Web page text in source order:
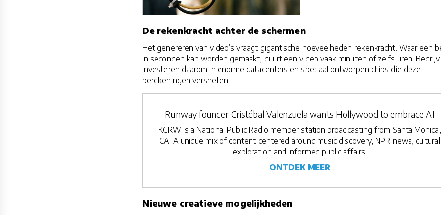
De rekenkracht achter de schermen
Het genereren van video’s vraagt gigantische hoeveelheden rekenkracht. Waar een
in seconden kan worden gemaakt, duurt een video vaak minuten of zelfs uren.
investeren daarom in enorme datacenters en speciaal ontworpen chips die deze
berekeningen versnellen.
Runway founder Cristóbal Valenzuela wants Hollywood to embrace AI
KCRW is a National Public Radio member station broadcasting from Santa Monica,
CA. A unique mix of content centered around music discovery, NPR news, cultural
exploration and informed public affairs.
ONTDEK MEER
Nieuwe creatieve mogelijkheden